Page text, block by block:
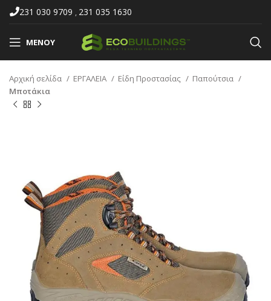
231 030 9709 , 231 035 1630
ΜΕΝΟΎ
Αρχική σελίδα ΕΡΓΑΛΕΙΑ Είδη Προστασίας
Παπούτσια
Μποτάκια